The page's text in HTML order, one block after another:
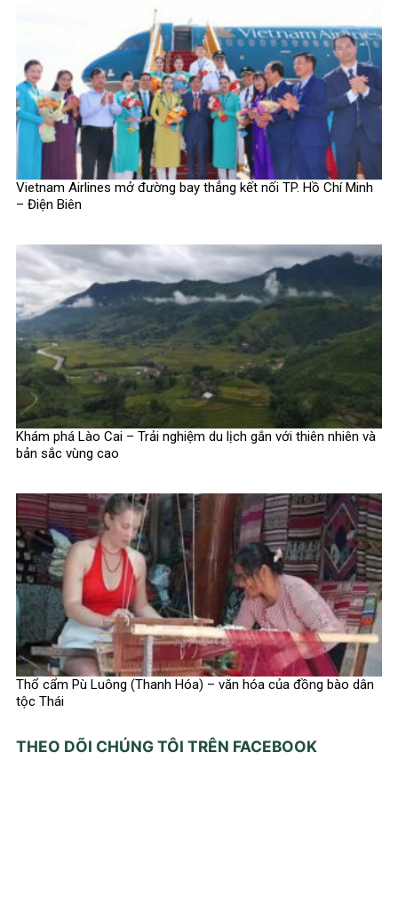
Vietnam Airlines mở đường bay thẳng kết nối TP. Hồ Chí Minh
– Điện Biên
Khám phá Lào Cai – Trải nghiệm du lịch gắn với thiên nhiên và
bản sắc vùng cao
Thổ cẩm Pù Luông (Thanh Hóa) – văn hóa của đồng bào dân
tộc Thái
THEO DÕI CHÚNG TÔI TRÊN FACEBOOK